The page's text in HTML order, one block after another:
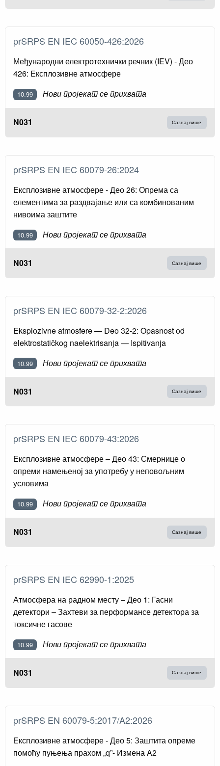
prSRPS EN IEC 60050-426:2026
Међународни електротехнички речник (IEV) - Део
426: Експлозивне атмосфере
10.99 Нови пројекат се прихвата
N031 Сазнај више
prSRPS EN IEC 60079-26:2024
Експлозивне атмосфере - Део 26: Опрема са
елементима за раздвајање или са комбинованим
нивоима заштите
10.99 Нови пројекат се прихвата
N031 Сазнај више
prSRPS EN IEC 60079-32-2:2026
Eksplozivne atmosfere — Deo 32-2: Opasnost od
elektrostatičkog naelektrisanja — Ispitivanja
10.99 Нови пројекат се прихвата
N031 Сазнај више
prSRPS EN IEC 60079-43:2026
Експлозивне атмосфере – Део 43: Смернице о
опреми намењеној за употребу у неповољним
условима
10.99 Нови пројекат се прихвата
N031 Сазнај више
prSRPS EN IEC 62990-1:2025
Атмосфера на радном месту – Део 1: Гасни
детектори – Захтеви за перформансе детектора за
токсичне гасове
10.99 Нови пројекат се прихвата
N031 Сазнај више
prSRPS EN 60079-5:2017/A2:2026
Експлозивне атмосфере - Део 5: Заштита опреме
помоћу пуњења прахом „q”- Измена A2